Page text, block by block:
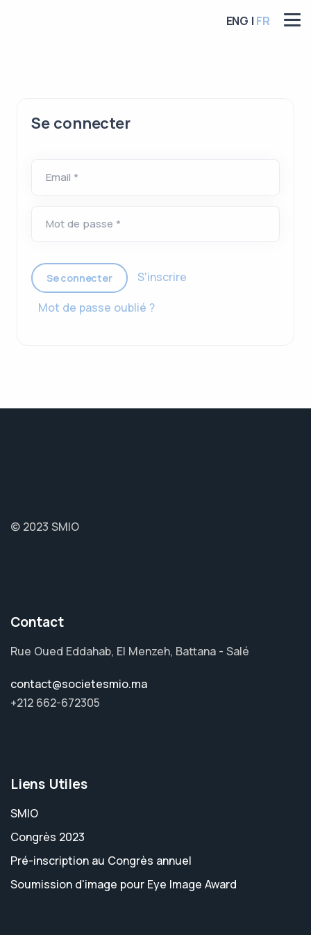
ENG | FR
Se connecter
Email *
Mot de passe *
Se connecter
S'inscrire
Mot de passe oublié ?
© 2023 SMIO
Contact
Rue Oued Eddahab, El Menzeh, Battana - Salé
contact@societesmio.ma
+212 662-672305
Liens Utiles
SMIO
Congrès 2023
Pré-inscription au Congrès annuel
Soumission d'image pour Eye Image Award